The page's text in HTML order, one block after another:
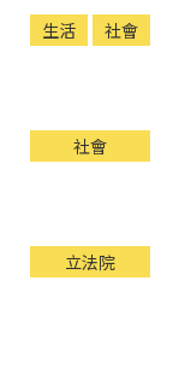
生活 社會
社會
立法院